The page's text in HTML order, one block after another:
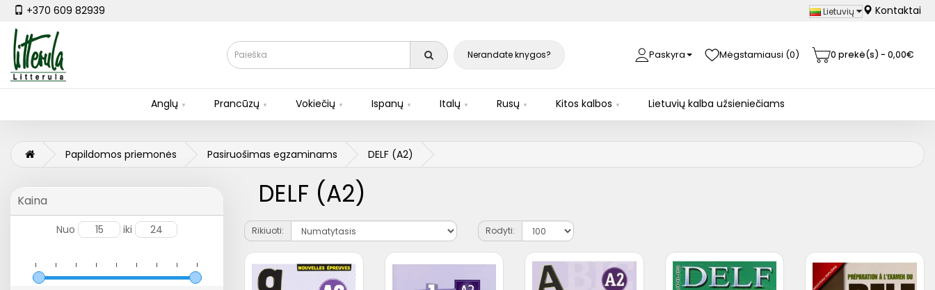
+370 609 82939 Lietuvių Kontaktai
Nerandate knygos? Paskyra Mėgstamiausi (0) 0 prekė(s) - 0,00€
Anglų Prancūzų Vokiečių Ispanų Italų Rusų Kitos kalbos Lietuvių kalba užsieniečiams
Papildomos priemonės Pasiruošimas egzaminams DELF (A2)
Kaina
Nuo iki
DELF (A2)
Rikiuoti: Rodyti: